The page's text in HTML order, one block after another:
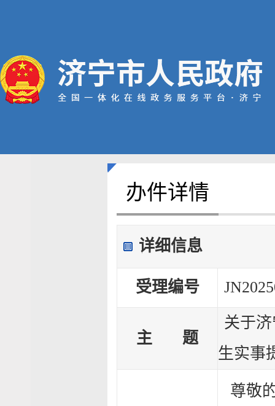
办件详情
详细信息
受理编号
主 题
关于
生实事
尊敬